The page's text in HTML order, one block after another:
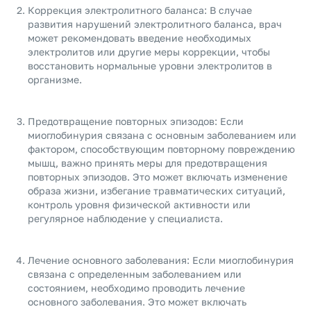
Коррекция электролитного баланса: В случае
развития нарушений электролитного баланса, врач
может рекомендовать введение необходимых
электролитов или другие меры коррекции, чтобы
восстановить нормальные уровни электролитов в
организме.
Предотвращение повторных эпизодов: Если
миоглобинурия связана с основным заболеванием или
фактором, способствующим повторному повреждению
мышц, важно принять меры для предотвращения
повторных эпизодов. Это может включать изменение
образа жизни, избегание травматических ситуаций,
контроль уровня физической активности или
регулярное наблюдение у специалиста.
Лечение основного заболевания: Если миоглобинурия
связана с определенным заболеванием или
состоянием, необходимо проводить лечение
основного заболевания. Это может включать